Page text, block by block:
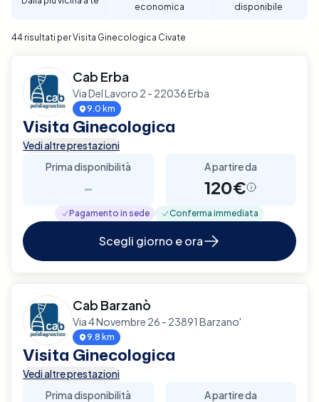
economica
disponibile
44 risultati per Visita Ginecologica Civate
Cab Erba
Via Del Lavoro 2 - 22036 Erba
9.0 km
Visita Ginecologica
Vedi altre prestazioni
Prima disponibilità
-
A partire da
120€
Pagamento in sede Conferma immediata
Scegli giorno e ora
Cab Barzanò
Via 4 Novembre 26 - 23891 Barzano'
9.8 km
Visita Ginecologica
Vedi altre prestazioni
Prima disponibilità
A partire da